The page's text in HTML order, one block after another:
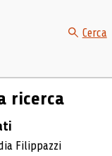
Cerca
ricerca
Filippazzi